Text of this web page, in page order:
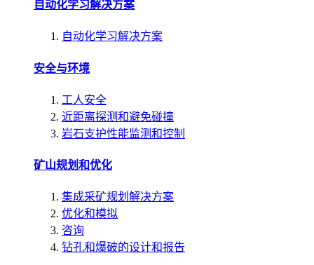
自动化学习解决方案
自动化学习解决方案
安全与环境
工人安全
近距离探测和避免碰撞
岩石支护性能监测和控制
矿山规划和优化
集成采矿规划解决方案
优化和模拟
咨询
钻孔和爆破的设计和报告